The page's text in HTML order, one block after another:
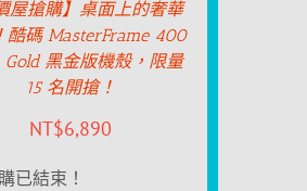
屋搶購】桌面上的奢華
酷碼 MasterFrame 400
Gold 黑金版機殼，限量
15 名開搶！
NT$6,890
已結束！